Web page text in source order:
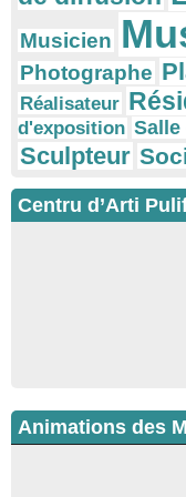
Musicien
Photographe
Réalisateur
d'exposition Salle
Sculpteur
Centru d’Arti
Animations des